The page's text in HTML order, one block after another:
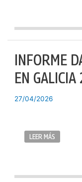
INFORME
EN
27/04/2026
LEER MÁS